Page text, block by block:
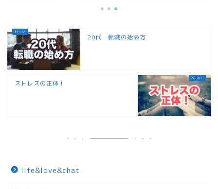
20代 転職の始め方
ストレスの正体！
life&love&chat